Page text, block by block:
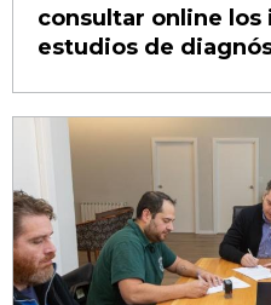
consultar online
estudios de